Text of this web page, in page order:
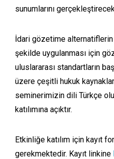
sunumlarını
İdari gözetime alternatiflerin
şekilde uygulanması için
uluslararası standartların
üzere çeşitli hukuk
seminerimizin dili Türkçe
katılımına açıktır.
Etkinliğe katılım için kayıt
gerekmektedir. Kayıt linkine